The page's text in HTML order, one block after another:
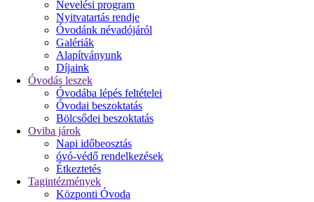
navigáció
Nevelési program
Nyitvatartás rendje
Óvodánk névadójáról
Galériák
Alapítványunk
Díjaink
Óvodás leszek
Óvodába lépés feltételei
Óvodai beszoktatás
Bölcsődei beszoktatás
Oviba járok
Napi időbeosztás
óvó-védő rendelkezések
Étkeztetés
Tagintézmények
Központi Óvoda